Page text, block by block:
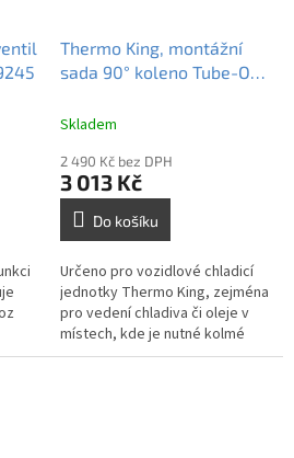
Thermo King, montážní
sada 90° koleno Tube-O
Skladem
2 490 Kč bez DPH
3 013 Kč
Do košíku
Určeno pro vozidlové chladicí
jednotky Thermo King, zejména
pro vedení chladiva či oleje v
místech, kde je nutné kolmé
propojení hadic stejného